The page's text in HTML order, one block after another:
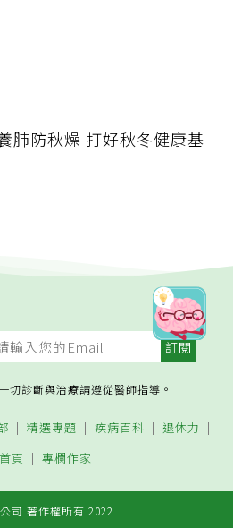
肺防秋燥 打好秋冬健康基
切診斷與治療請遵從醫師指導。
精選專題 疾病百科
退休力
頁
專欄作家
司 著作權所有 2022